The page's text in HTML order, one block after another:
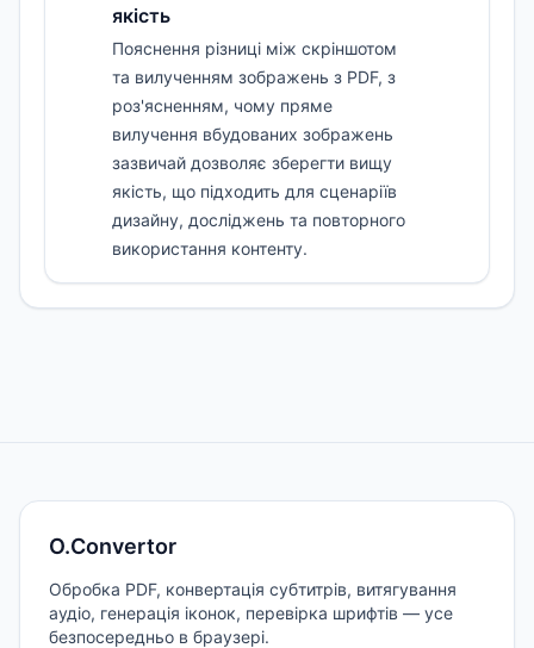
якість
Пояснення різниці між скріншотом
та вилученням зображень з PDF, з
роз'ясненням, чому пряме
вилучення вбудованих зображень
зазвичай дозволяє зберегти вищу
якість, що підходить для сценаріїв
дизайну, досліджень та повторного
використання контенту.
O.Convertor
Обробка PDF, конвертація субтитрів, витягування
аудіо, генерація іконок, перевірка шрифтів — усе
безпосередньо в браузері.